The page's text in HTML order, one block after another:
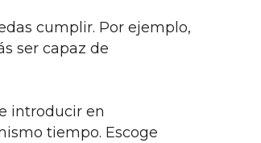
cumplir. Por ejemplo,
ser capaz de
introducir en
tiempo. Escoge